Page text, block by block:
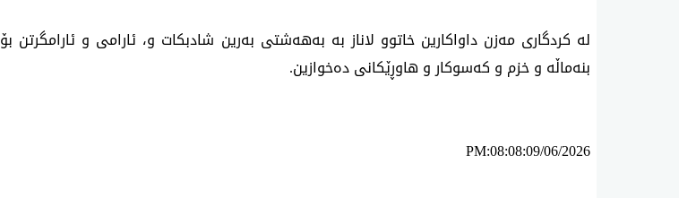
له‌ كردگاری مه‌زن داواكارین خاتوو لاناز به‌ به‌هه‌شتی به‌رین شادبكات و، ئارامی و ئارامگرتن بۆ
بنه‌ماڵه‌ و خزم و كه‌سوكار و هاوڕێكانی ده‌خوازین.
PM:08:08:09/06/2026